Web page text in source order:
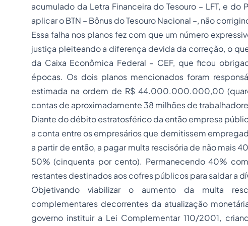
acumulado da Letra Financeira do Tesouro – LFT, e do
aplicar o BTN – Bônus do Tesouro Nacional –, não
Essa falha nos planos fez com que um número
justiça pleiteando a diferença devida da correção, o
da Caixa Econômica Federal – CEF, que ficou
épocas. Os dois planos mencionados foram
estimada na ordem de R$ 44.000.000.000,00
contas de aproximadamente 38 milhões de
Diante do débito estratosférico da então empresa
a conta entre os empresários que demitissem
a partir de então, a pagar multa rescisória de não mais
50% (cinquenta por cento). Permanecendo 40%
restantes destinados aos cofres públicos para saldar a
Objetivando viabilizar o aumento da multa
complementares decorrentes da atualização
governo instituir a Lei Complementar 110/2001,